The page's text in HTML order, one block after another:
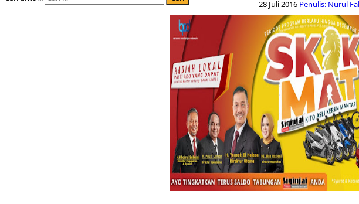
28 Juli 2016 Penulis: Nurul